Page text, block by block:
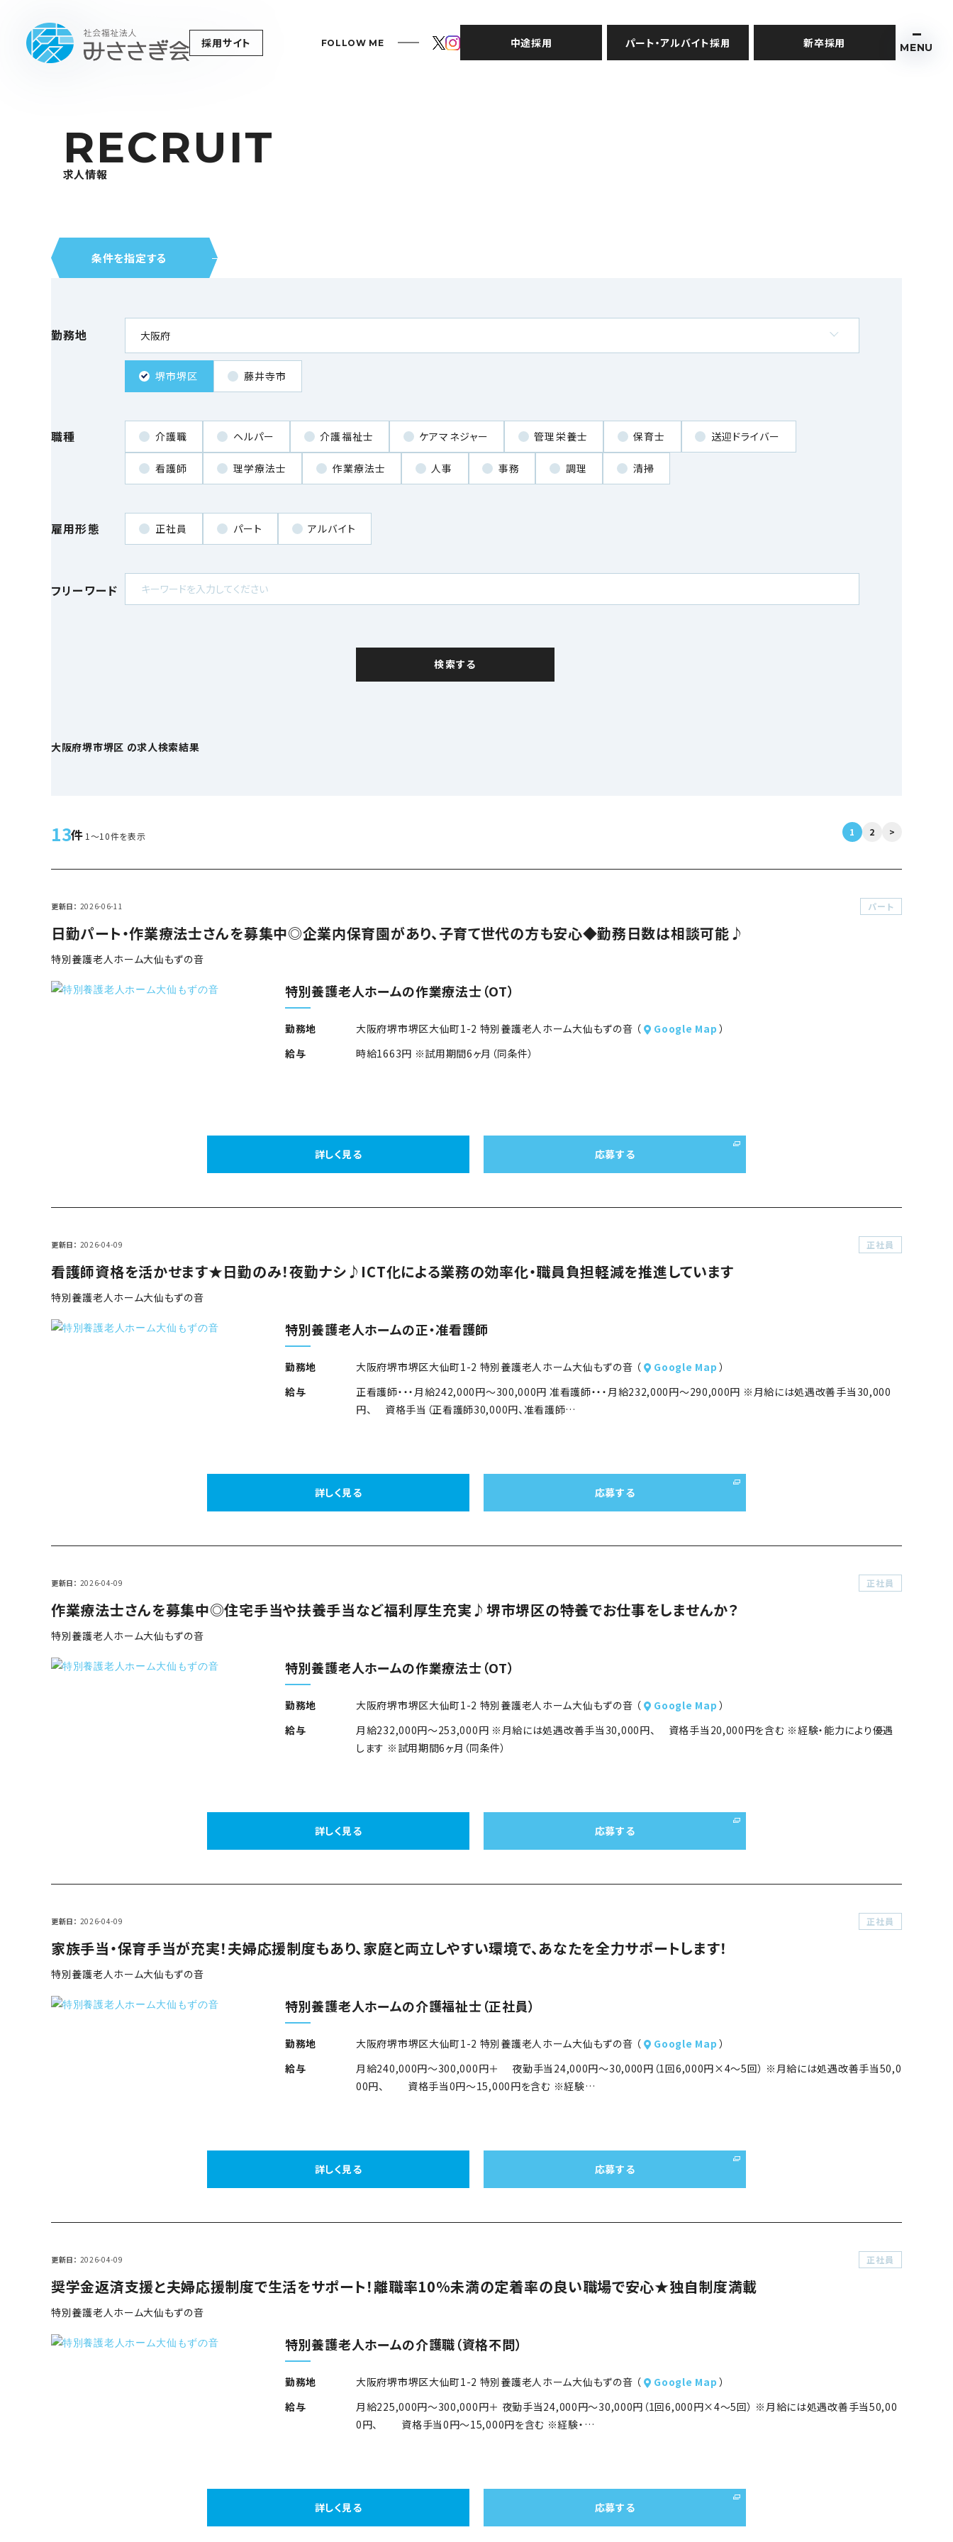
RECRUIT
求人情報
採用サイト FOLLOW ME 中途採用 パート・アルバイト採用 新卒採用 MENU
条件を指定する
勤務地
堺市堺区 藤井寺市
職種 介護職 ヘルパー 介護福祉士 ケアマネジャー 管理栄養士 保育士 送迎ドライバー
看護師 理学療法士 作業療法士 人事 事務 調理 清掃
雇用形態 正社員 パート アルバイト
フリーワード
大阪府堺市堺区 の求人検索結果
13件 1～10件を表示 1 2 >
更新日 2026-06-11 パート
日勤パート・作業療法士さんを募集中◎企業内保育園があり、子育て世代の方も安心◆勤務日数は相談可能♪
特別養護老人ホーム大仙もずの音
特別養護老人ホームの作業療法士（OT）
勤務地 大阪府堺市堺区大仙町1-2 特別養護老人ホーム大仙もずの音 （ Google Map ）
給与
時給1663円 ※試用期間6ヶ月（同条件）
詳しく見る 応募する
更新日 2026-04-09 正社員
看護師資格を活かせます★日勤のみ！夜勤ナシ♪ICT化による業務の効率化・職員負担軽減を推進しています
特別養護老人ホーム大仙もずの音
特別養護老人ホームの正・准看護師
勤務地 大阪府堺市堺区大仙町1-2 特別養護老人ホーム大仙もずの音 （ Google Map ）
給与
正看護師・・・月給242,000円～300,000円 准看護師・・・月給232,000円～290,000円 ※月給には処遇改善手当30,000
円、 資格手当（正看護師30,000円、准看護師…
詳しく見る 応募する
更新日 2026-04-09 正社員
作業療法士さんを募集中◎住宅手当や扶養手当など福利厚生充実♪堺市堺区の特養でお仕事をしませんか？
特別養護老人ホーム大仙もずの音
特別養護老人ホームの作業療法士（OT）
勤務地 大阪府堺市堺区大仙町1-2 特別養護老人ホーム大仙もずの音 （ Google Map ）
給与
月給232,000円～253,000円 ※月給には処遇改善手当30,000円、 資格手当20,000円を含む ※経験・能力により優遇
します ※試用期間6ヶ月（同条件）
詳しく見る 応募する
更新日 2026-04-09 正社員
家族手当・保育手当が充実！夫婦応援制度もあり、家庭と両立しやすい環境で、あなたを全力サポートします！
特別養護老人ホーム大仙もずの音
特別養護老人ホームの介護福祉士（正社員）
勤務地 大阪府堺市堺区大仙町1-2 特別養護老人ホーム大仙もずの音 （ Google Map ）
給与
月給240,000円～300,000円＋ 夜勤手当24,000円～30,000円（1回6,000円×4～5回） ※月給には処遇改善手当50,0
00円、 資格手当0円～15,000円を含む ※経験…
詳しく見る 応募する
更新日 2026-04-09 正社員
奨学金返済支援と夫婦応援制度で生活をサポート！離職率10%未満の定着率の良い職場で安心★独自制度満載
特別養護老人ホーム大仙もずの音
特別養護老人ホームの介護職（資格不問）
勤務地 大阪府堺市堺区大仙町1-2 特別養護老人ホーム大仙もずの音 （ Google Map ）
給与
月給225,000円～300,000円＋ 夜勤手当24,000円～30,000円（1回6,000円×4～5回） ※月給には処遇改善手当50,00
0円、 資格手当0円～15,000円を含む ※経験・…
詳しく見る 応募する